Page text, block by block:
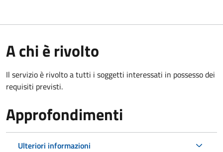
A chi è rivolto
Il servizio è rivolto a tutti i soggetti interessati in possesso dei
requisiti previsti.
Approfondimenti
Ulteriori informazioni